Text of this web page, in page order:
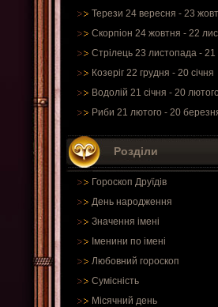
Терези 24 вересня - 23
Скорпіон 24 жовтня - 22
Стрілець 23 листопада - 21
Козеріг 22 грудня - 20 січня
Водолій 21 січня - 20 лютого
Риби 21 лютого - 20
Розділи
Гороскоп Друїдів
День народження
Значення імені
Іменини по імені
Любовний гороскоп
Сумісність
Місячний день